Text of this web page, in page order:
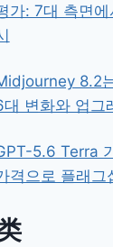
가: 7대 측면
8.2
대 변화와 업그
5.6 Terra
격으로 플래그